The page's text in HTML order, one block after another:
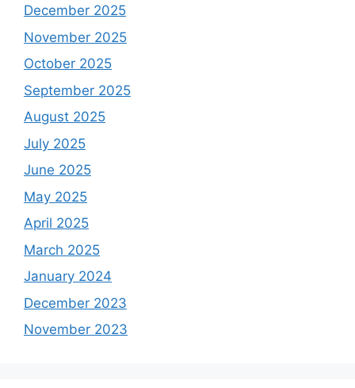
December 2025
November 2025
October 2025
September 2025
August 2025
July 2025
June 2025
May 2025
April 2025
March 2025
January 2024
December 2023
November 2023